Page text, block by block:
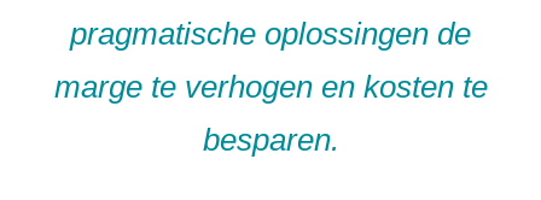
pragmatische oplossingen de
marge te verhogen en kosten te
besparen.